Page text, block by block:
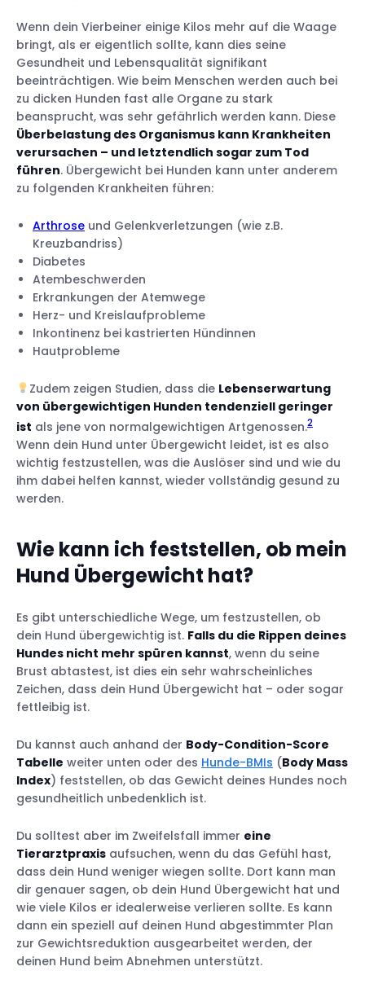
Hunde
1. Bewegungsmangel
2. Leckerlis
3. Zu große Futterportionen
4. Rasse
5. Geschlecht
6. Kastration
7. Alter
8. Hormonelle Störungen und Krankheiten
9. Lebensstil & familiäres Umfeld
Die richtige Ernährung für übergewichtige
Bewegung & Lebensstil
Gesundheit
Änderungen des Lebensstils
Wenn dein Vierbeiner einige Kilos mehr auf die Waage
bringt, als er eigentlich sollte, kann dies seine
Gesundheit und Lebensqualität signifikant
beeinträchtigen. Wie beim Menschen werden auch bei
zu dicken Hunden fast alle Organe zu stark
beansprucht, was sehr gefährlich werden kann. Diese
Überbelastung des Organismus kann Krankheiten
verursachen – und letztendlich sogar zum Tod
führen. Übergewicht bei Hunden kann unter anderem
zu folgenden Krankheiten führen:
Arthrose und Gelenkverletzungen (wie z.B.
Kreuzbandriss)
Diabetes
Atembeschwerden
Erkrankungen der Atemwege
Herz- und Kreislaufprobleme
Inkontinenz bei kastrierten Hündinnen
Hautprobleme
Zudem zeigen Studien, dass die Lebenserwartung
von übergewichtigen Hunden tendenziell geringer
ist als jene von normalgewichtigen Artgenossen.2
Wenn dein Hund unter Übergewicht leidet, ist es also
wichtig festzustellen, was die Auslöser sind und wie du
ihm dabei helfen kannst, wieder vollständig gesund zu
werden.
Wie kann ich feststellen, ob mein
Hund Übergewicht hat?
Es gibt unterschiedliche Wege, um festzustellen, ob
dein Hund übergewichtig ist. Falls du die Rippen deines
Hundes nicht mehr spüren kannst, wenn du seine
Brust abtastest, ist dies ein sehr wahrscheinliches
Zeichen, dass dein Hund Übergewicht hat – oder sogar
fettleibig ist.
Du kannst auch anhand der Body-Condition-Score
Tabelle weiter unten oder des Hunde-BMIs (Body Mass
Index) feststellen, ob das Gewicht deines Hundes noch
gesundheitlich unbedenklich ist.
Du solltest aber im Zweifelsfall immer eine
Tierarztpraxis aufsuchen, wenn du das Gefühl hast,
dass dein Hund weniger wiegen sollte. Dort kann man
dir genauer sagen, ob dein Hund Übergewicht hat und
wie viele Kilos er idealerweise verlieren sollte. Es kann
dann ein speziell auf deinen Hund abgestimmter Plan
zur Gewichtsreduktion ausgearbeitet werden, der
deinen Hund beim Abnehmen unterstützt.